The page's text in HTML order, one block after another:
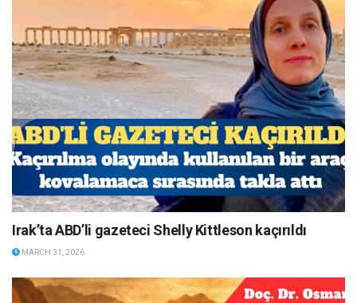
Irak’ta ABD’li gazeteci Shelly Kittleson kaçırıldı
MARCH 31, 2026